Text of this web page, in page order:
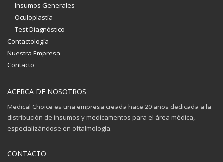
Insumos Generales
Oculoplastía
Test Diagnóstico
Contactología
Nuestra Empresa
Contacto
ACERCA DE NOSOTROS
Medical Choice es una empresa creada hace 20 años dedicada a la
distribución de insumos y medicamentos para el área médica,
especializándose en oftalmología.
CONTACTO